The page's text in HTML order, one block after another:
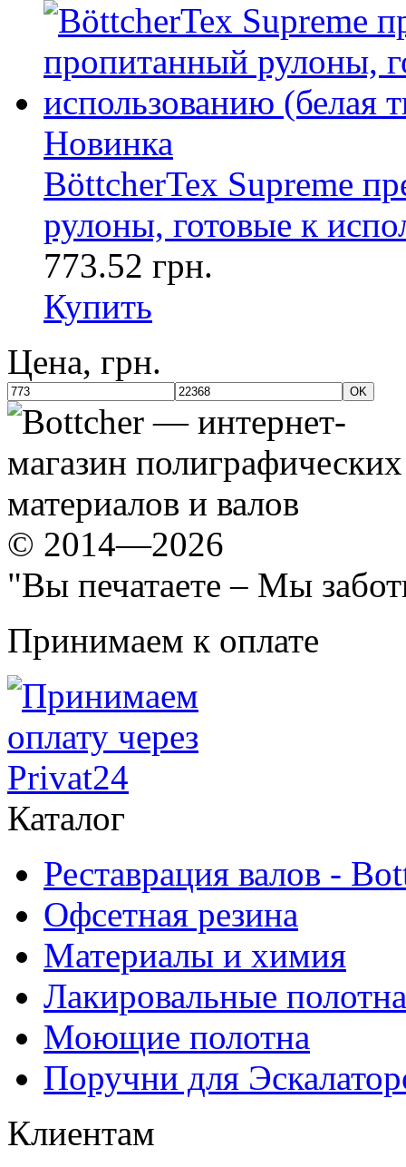
Новинка
BöttcherTex Supreme
рулоны, готовые к
773.52 грн.
Купить
Цена, грн.
OK
© 2014—2026
"Вы печатаете – Мы
Принимаем к оплате
Каталог
Реставрация валов -
Офсетная резина
Материалы и химия
Лакировальные полотна
Моющие полотна
Поручни для
Клиентам